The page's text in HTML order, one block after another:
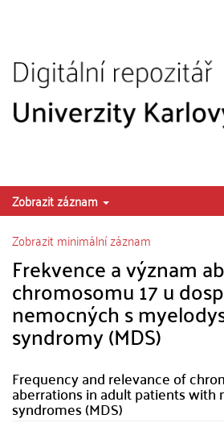
Zobrazit záznam
Zobrazit minimální záznam
Frekvence a význam
chromosomu 17 u
nemocných s
syndromy (MDS)
Frequency and relevance of
aberrations in adult patients with
syndromes (MDS)